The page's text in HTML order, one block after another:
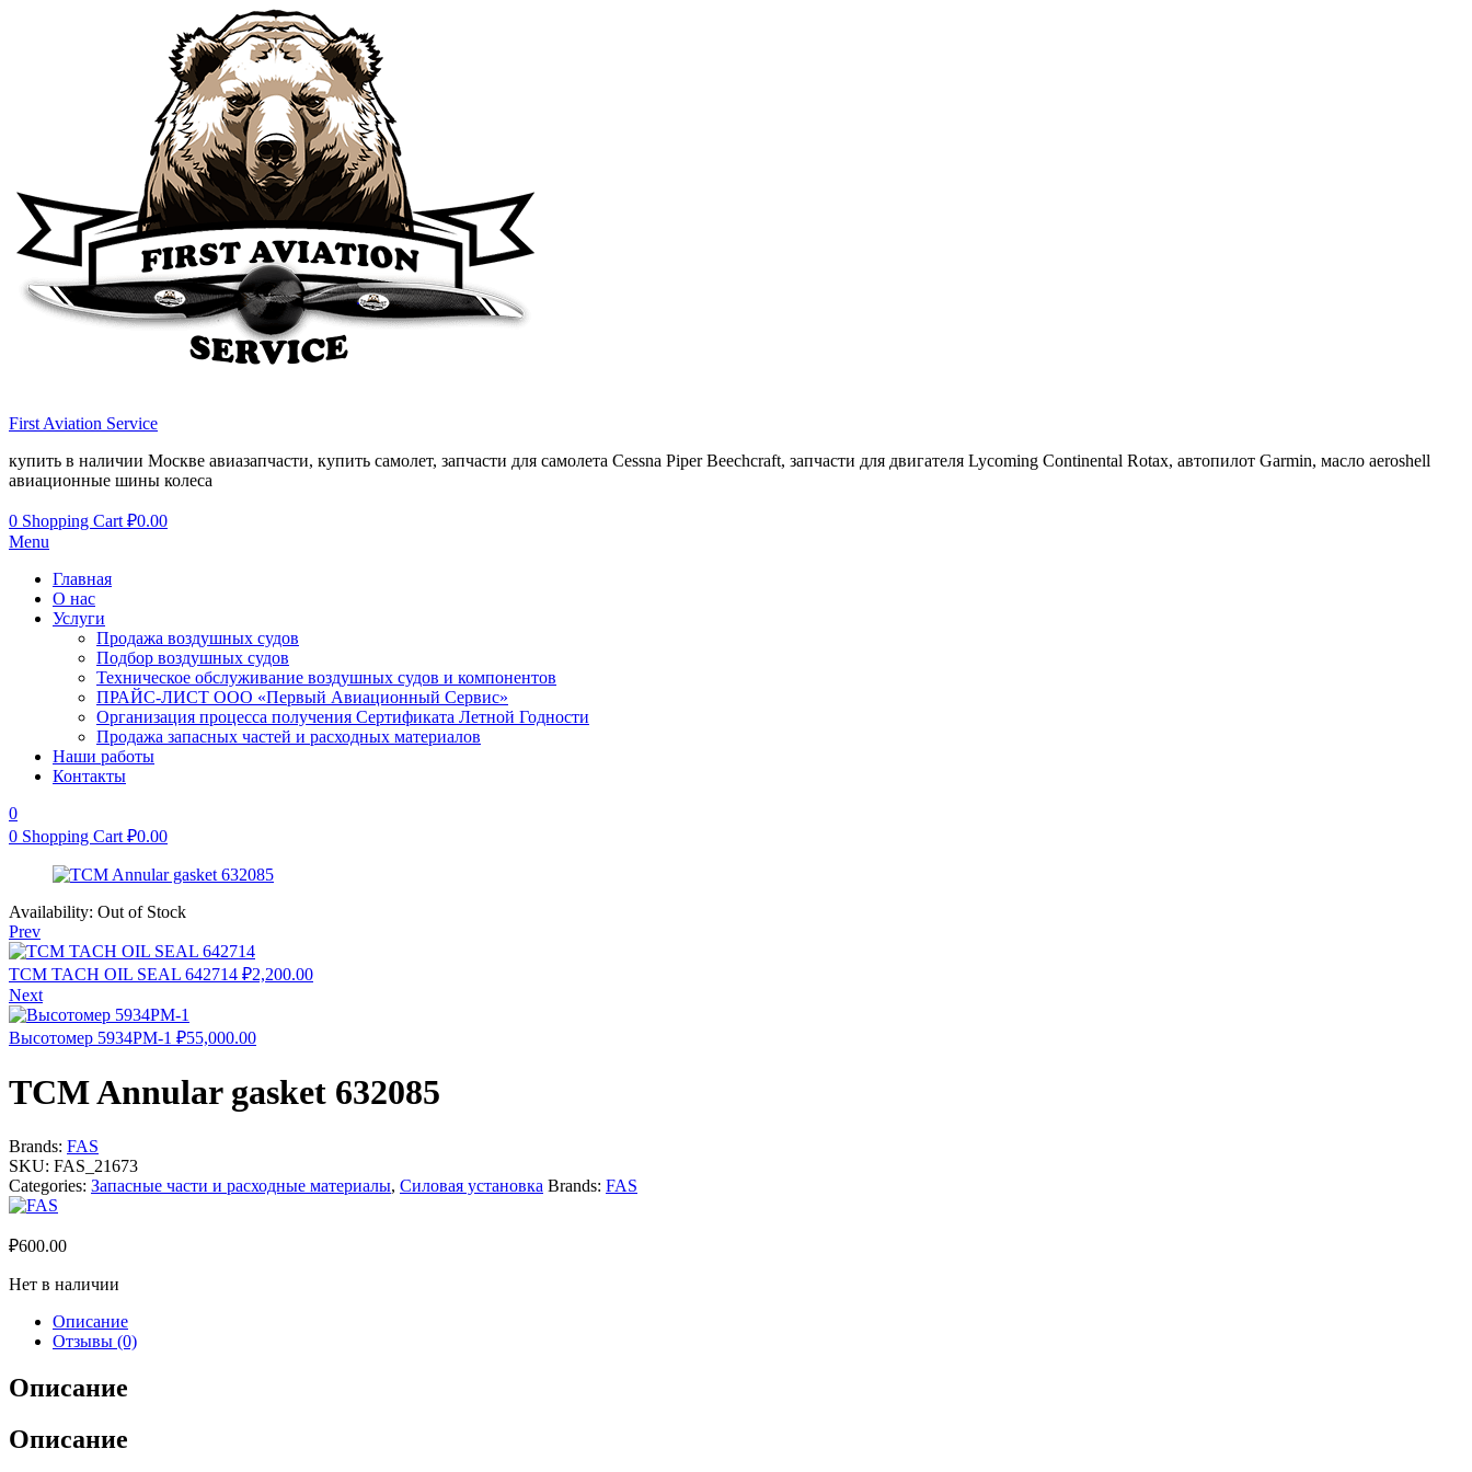
First Aviation Service
купить в наличии Москве авиазапчасти, купить самолет, запчасти для самолета Cessna Piper Beechcraft, запчасти для двигателя Lycoming Continental Rotax, автопилот Garmin, масло aeroshell
авиационные шины колеса
0 Shopping Cart ₽0.00
Menu
Главная
О нас
Услуги
Продажа воздушных судов
Подбор воздушных судов
Техническое обслуживание воздушных судов и компонентов
ПРАЙС-ЛИСТ ООО «Первый Авиационный Сервис»
Организация процесса получения Сертификата Летной Годности
Продажа запасных частей и расходных материалов
Наши работы
Контакты
0
0 Shopping Cart ₽0.00
Availability: Out of Stock
Prev
TCM TACH OIL SEAL 642714 ₽2,200.00
Next
Высотомер 5934PM-1 ₽55,000.00
TCM Annular gasket 632085
Brands: FAS
SKU: FAS_21673
Categories: Запасные части и расходные материалы, Силовая установка Brands: FAS
₽600.00
Нет в наличии
Описание
Отзывы (0)
Описание
Описание